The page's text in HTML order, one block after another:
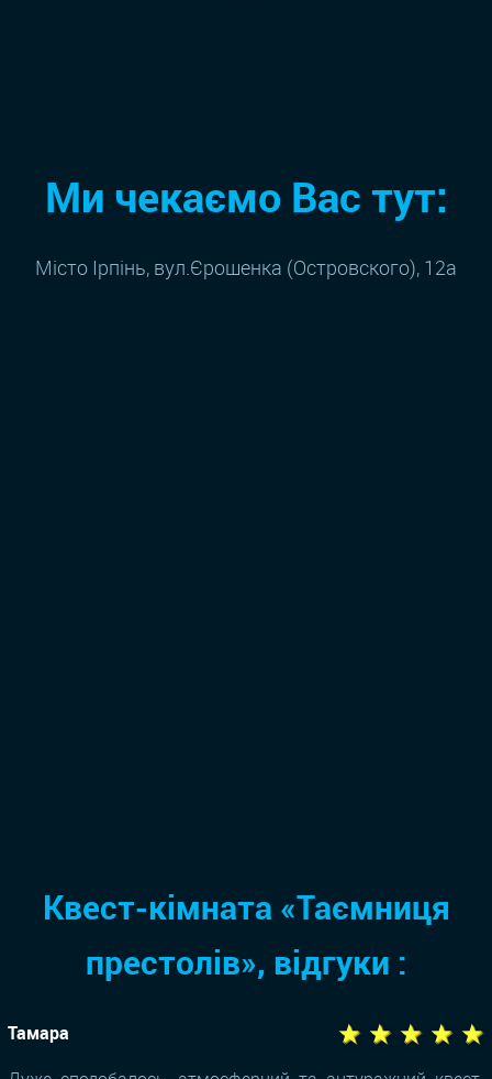
Ми чекаємо Вас тут:
Місто Ірпінь, вул.Єрошенка (Островского), 12а
Квест-кімната «Таємниця
престолів», відгуки :
Тамара ★ ★ ★ ★ ★